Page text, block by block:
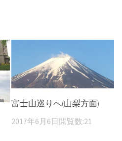
富士山巡りへ(山梨方面)
2017年6月6日 閲覧数:21